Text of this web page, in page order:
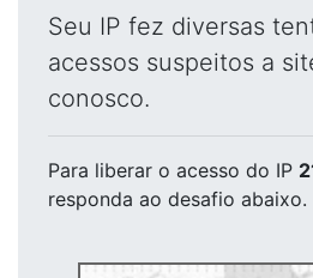
Seu IP fez diversas
acessos suspeitos a
conosco.
Para liberar o acesso do IP
responda ao desafio abaixo.